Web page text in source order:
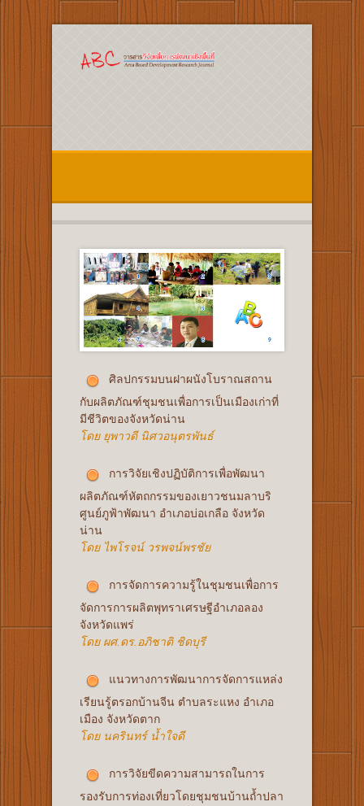
ศิลปกรรมบนฝาผนังโบราณสถาน
กับผลิตภัณฑ์ชุมชนเพื่อการเป็นเมืองเก่าที่
มีชีวิตของจังหวัดน่าน
โดย ยุพาวดี นิศวอนุตรพันธ์
การวิจัยเชิงปฏิบัติการเพื่อพัฒนา
ผลิตภัณฑ์หัตถกรรมของเยาวชนมลาบริ
ศูนย์ภูฟ้าพัฒนา อำเภอบ่อเกลือ จังหวัด
น่าน
โดย ไพโรจน์ วรพจน์พรชัย
การจัดการความรู้ในชุมชนเพื่อการ
จัดการการผลิตพุทราเศรษฐีอำเภอลอง
จังหวัดแพร่
โดย ผศ.ดร.อภิชาติ ชิดบุรี
แนวทางการพัฒนาการจัดการแหล่ง
เรียนรู้ตรอกบ้านจีน ตำบลระแหง อำเภอ
เมือง จังหวัดตาก
โดย นครินทร์ น้ำใจดี
การวิจัยขีดความสามารถในการ
รองรับการท่องเที่ยวโดยชุมชนบ้านถ้ำปลา